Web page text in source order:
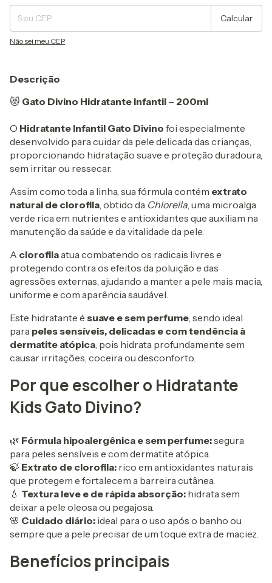
Calcular
Não sei meu CEP
Descrição
😻 Gato Divino Hidratante Infantil – 200ml
O Hidratante Infantil Gato Divino foi especialmente
desenvolvido para cuidar da pele delicada das crianças,
proporcionando hidratação suave e proteção duradoura,
sem irritar ou ressecar.
Assim como toda a linha, sua fórmula contém extrato
natural de clorofila, obtido da Chlorella, uma microalga
verde rica em nutrientes e antioxidantes que auxiliam na
manutenção da saúde e da vitalidade da pele.
A clorofilaatua combatendo os radicais livres e
protegendo contra os efeitos da poluição e das
agressões externas, ajudando a manter a pele mais macia,
uniforme e com aparência saudável.
Este hidratante é suave e sem perfume, sendo ideal
para peles sensíveis, delicadas e com tendência à
dermatite atópica, pois hidrata profundamente sem
causar irritações, coceira ou desconforto.
Por que escolher o Hidratante
Kids Gato Divino?
🌿 Fórmula hipoalergênica e sem perfume:segura
para peles sensíveis e com dermatite atópica.
🍃 Extrato de clorofila: rico em antioxidantes naturais
que protegem e fortalecem a barreira cutânea.
💧 Textura leve e de rápida absorção: hidrata sem
deixar a pele oleosa ou pegajosa.
🌸 Cuidado diário: ideal para o uso após o banho ou
sempre que a pele precisar de um toque extra de maciez.
Benefícios principais